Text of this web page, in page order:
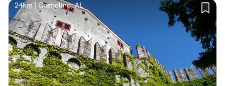
24km | Cremolino, AL